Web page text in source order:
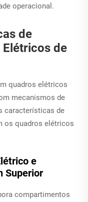
operacional.
de
Elétricos de
quadros elétricos
mecanismos de
características de
os quadros elétricos
e
Superior
compartimentos